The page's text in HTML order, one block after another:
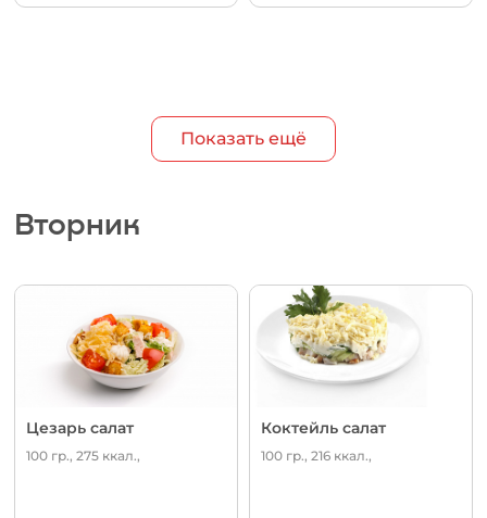
Показать ещё
Вторник
Цезарь салат
100 гр., 275 ккал.,
Коктейль салат
100 гр., 216 ккал.,